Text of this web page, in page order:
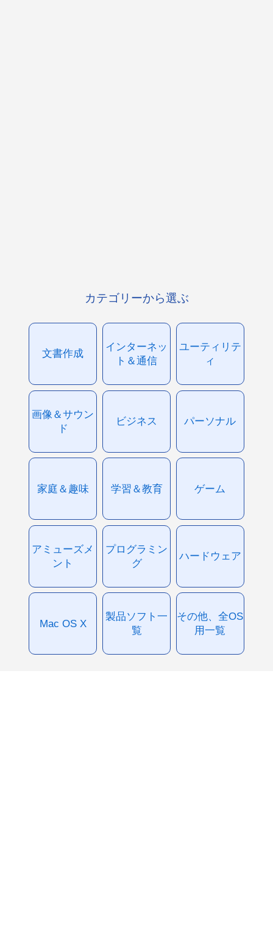
カテゴリーから選ぶ
文書作成
インターネッ
ト＆通信
ユーティリテ
ィ
画像＆サウン
ド
ビジネス パーソナル
家庭＆趣味 学習＆教育 ゲーム
アミューズメ
ント
プログラミン
グ
ハードウェア
Mac OS X
製品ソフト一
覧
その他、全OS
用一覧